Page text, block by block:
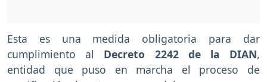
Esta es una medida obligatoria para dar
cumplimiento al Decreto 2242 de la DIAN,
entidad que puso en marcha el proceso de